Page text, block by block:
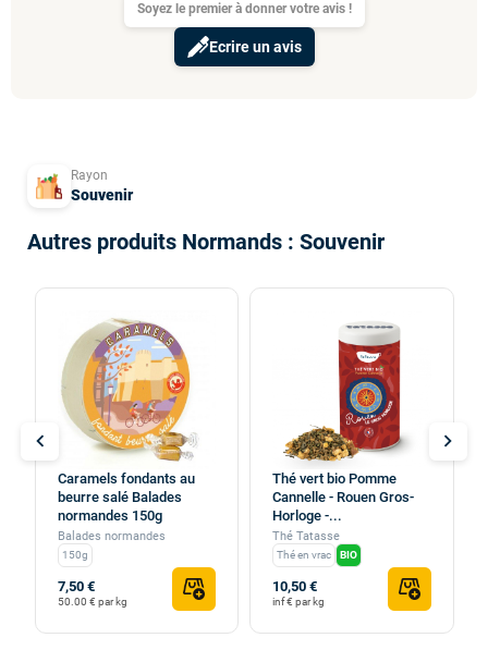
Soyez le premier à donner votre avis !
Ecrire un avis
Rayon
Souvenir
Autres produits Normands : Souvenir
Caramels fondants au
beurre salé Balades
normandes 150g
Balades normandes
150g
7,50 €
50.00 € par kg
Thé vert bio Pomme
Cannelle - Rouen Gros-
Horloge -...
Thé Tatasse
Thé en vrac BIO
10,50 €
inf € par kg
chevron_left chevron_right